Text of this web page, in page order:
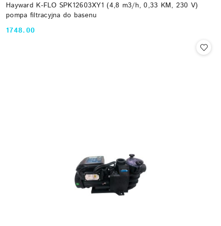
Hayward K-FLO SPK12603XY1 (4,8 m3/h, 0,33 KM, 230 V)
pompa filtracyjna do basenu
Cena:
1748.00